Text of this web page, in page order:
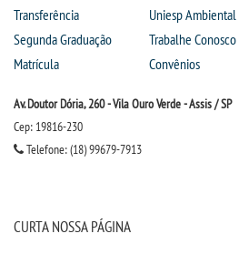
PORTAL DE PROFESSORES/ACADÊMICO
UNIESP
CONTATO
Transferência
Segunda Graduação
Matrícula
Uniesp Ambiental
Trabalhe Conosco
Convênios
Av. Doutor Dória, 260 - Vila Ouro Verde - Assis / SP
Cep: 19816-230
Telefone: (18) 99679-7913
CURTA NOSSA PÁGINA